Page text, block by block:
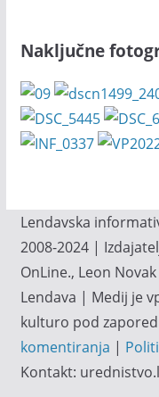
Naključne
Lendavska
2008-2024 |
OnLine., Leon
Lendava | Medij je
kulturo pod
komentiranja |
Kontakt: